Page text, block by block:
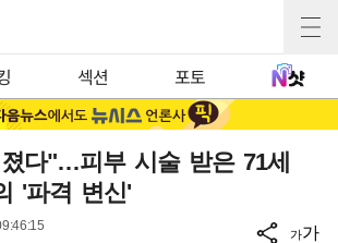
섹션 포토
다"…피부 시술 받은 71세
'파격 변신'
가가